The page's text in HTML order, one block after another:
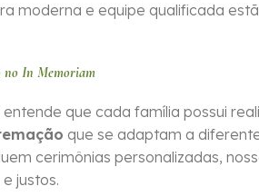
moderna e equipe qualificada
no In Memoriam
que cada família possui
que se adaptam a
cerimônias personalizadas,
justos.